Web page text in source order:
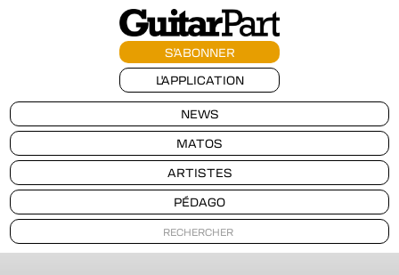
S'ABONNER
L'APPLICATION
NEWS
MATOS
ARTISTES
PÉDAGO